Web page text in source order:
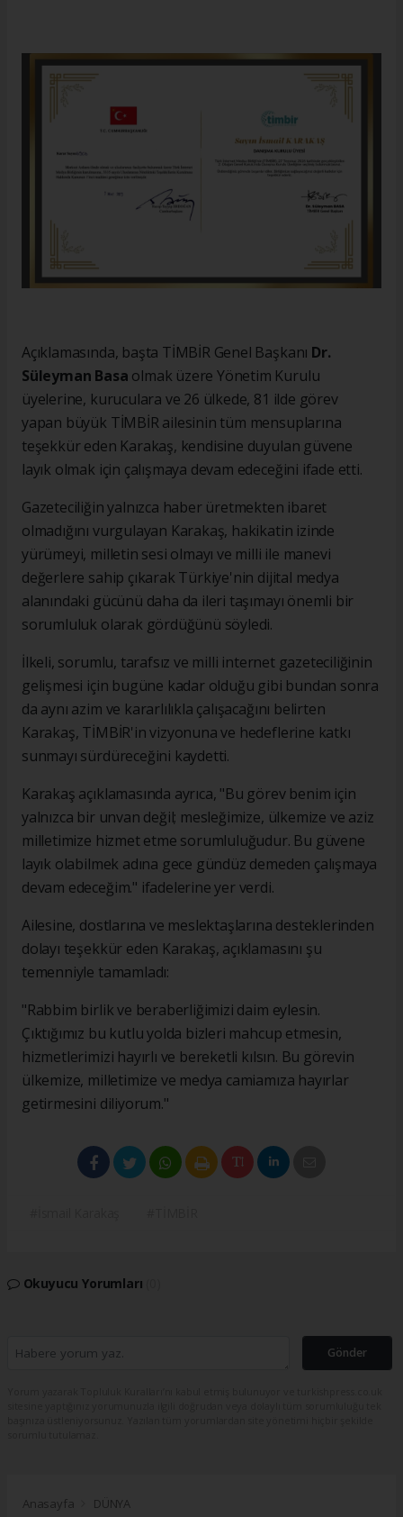
Açıklamasında, başta TİMBİR Genel Başkanı Dr.
Süleyman Basa olmak üzere Yönetim Kurulu
üyelerine, kuruculara ve 26 ülkede, 81 ilde görev
yapan büyük TİMBİR ailesinin tüm mensuplarına
teşekkür eden Karakaş, kendisine duyulan güvene
layık olmak için çalışmaya devam edeceğini ifade etti.
Gazeteciliğin yalnızca haber üretmekten ibaret
olmadığını vurgulayan Karakaş, hakikatin izinde
yürümeyi, milletin sesi olmayı ve milli ile manevi
değerlere sahip çıkarak Türkiye'nin dijital medya
alanındaki gücünü daha da ileri taşımayı önemli bir
sorumluluk olarak gördüğünü söyledi.
İlkeli, sorumlu, tarafsız ve milli internet gazeteciliğinin
gelişmesi için bugüne kadar olduğu gibi bundan sonra
da aynı azim ve kararlılıkla çalışacağını belirten
Karakaş, TİMBİR'in vizyonuna ve hedeflerine katkı
sunmayı sürdüreceğini kaydetti.
Karakaş açıklamasında ayrıca, "Bu görev benim için
yalnızca bir unvan değil; mesleğimize, ülkemize ve aziz
milletimize hizmet etme sorumluluğudur. Bu güvene
layık olabilmek adına gece gündüz demeden çalışmaya
devam edeceğim." ifadelerine yer verdi.
Ailesine, dostlarına ve meslektaşlarına desteklerinden
dolayı teşekkür eden Karakaş, açıklamasını şu
temenniyle tamamladı:
"Rabbim birlik ve beraberliğimizi daim eylesin.
Çıktığımız bu kutlu yolda bizleri mahcup etmesin,
hizmetlerimizi hayırlı ve bereketli kılsın. Bu görevin
ülkemize, milletimize ve medya camiamıza hayırlar
getirmesini diliyorum."
Okuyucu Yorumları
Gönder
Anasayfa DÜNYA